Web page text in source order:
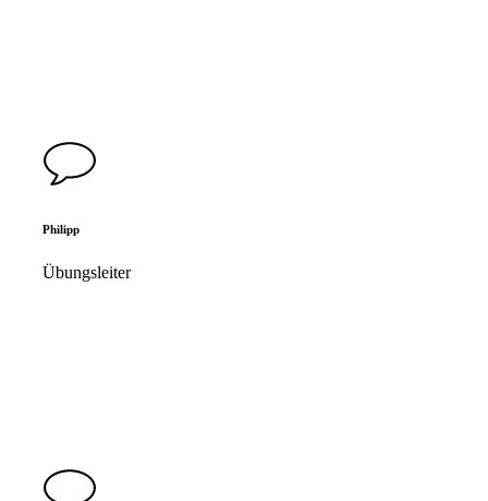
Philipp
Übungsleiter